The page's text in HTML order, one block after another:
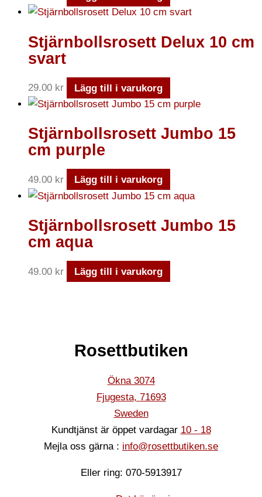
Stjärnbollsrosett Delux 10 cm
svart
29.00 kr Lägg till i varukorg
Stjärnbollsrosett Jumbo 15
cm purple
49.00 kr Lägg till i varukorg
Stjärnbollsrosett Jumbo 15
cm aqua
49.00 kr Lägg till i varukorg
Rosettbutiken
Ökna 3074
Fjugesta, 71693
Sweden
Kundtjänst är öppet vardagar 10 - 18
Mejla oss gärna : info@rosettbutiken.se
Eller ring: 070-5913917